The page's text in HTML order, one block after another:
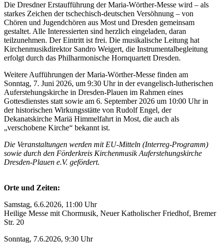
Die Dresdner Erstaufführung der Maria-Wörther-Messe wird – als
starkes Zeichen der tschechisch-deutschen Versöhnung – von
Chören und Jugendchören aus Most und Dresden gemeinsam
gestaltet. Alle Interessierten sind herzlich eingeladen, daran
teilzunehmen. Der Eintritt ist frei. Die musikalische Leitung hat
Kirchenmusikdirektor Sandro Weigert, die Instrumentalbegleitung
erfolgt durch das Philharmonische Hornquartett Dresden.
Weitere Aufführungen der Maria-Wörther-Messe finden am
Sonntag, 7. Juni 2026, um 9:30 Uhr in der evangelisch-lutherischen
Auferstehungskirche in Dresden-Plauen im Rahmen eines
Gottesdienstes statt sowie am 6. September 2026 um 10:00 Uhr in
der historischen Wirkungsstätte von Rudolf Engel, der
Dekanatskirche Mariä Himmelfahrt in Most, die auch als
„verschobene Kirche“ bekannt ist.
Die Veranstaltungen werden mit EU-Mitteln (Interreg-Programm)
sowie durch den Förderkreis Kirchenmusik Auferstehungskirche
Dresden-Plauen e.V. gefördert.
Orte und Zeiten:
Samstag, 6.6.2026, 11:00 Uhr
Heilige Messe mit Chormusik, Neuer Katholischer Friedhof, Bremer
Str. 20
Sonntag, 7.6.2026, 9:30 Uhr